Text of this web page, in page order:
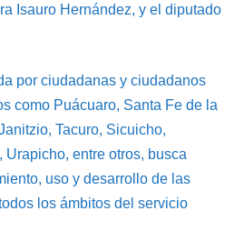
Isauro Hernández, y el diputado
por ciudadanas y ciudadanos
como Puácuaro, Santa Fe de la
Tacuro, Sicuicho,
Urapicho, entre otros, busca
uso y desarrollo de las
los ámbitos del servicio